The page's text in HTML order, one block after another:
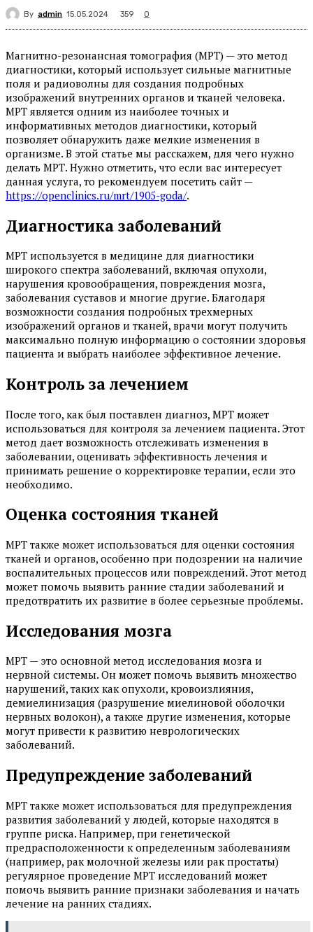
By admin 15.05.2024 359 0
Магнитно-резонансная томография (МРТ) — это метод
диагностики, который использует сильные магнитные
поля и радиоволны для создания подробных
изображений внутренних органов и тканей человека.
МРТ является одним из наиболее точных и
информативных методов диагностики, который
позволяет обнаружить даже мелкие изменения в
организме. В этой статье мы расскажем, для чего нужно
делать МРТ. Нужно отметить, что если вас интересует
данная услуга, то рекомендуем посетить сайт —
https://openclinics.ru/mrt/1905-goda/.
Диагностика заболеваний
МРТ используется в медицине для диагностики
широкого спектра заболеваний, включая опухоли,
нарушения кровообращения, повреждения мозга,
заболевания суставов и многие другие. Благодаря
возможности создания подробных трехмерных
изображений органов и тканей, врачи могут получить
максимально полную информацию о состоянии здоровья
пациента и выбрать наиболее эффективное лечение.
Контроль за лечением
После того, как был поставлен диагноз, МРТ может
использоваться для контроля за лечением пациента. Этот
метод дает возможность отслеживать изменения в
заболевании, оценивать эффективность лечения и
принимать решение о корректировке терапии, если это
необходимо.
Оценка состояния тканей
МРТ также может использоваться для оценки состояния
тканей и органов, особенно при подозрении на наличие
воспалительных процессов или повреждений. Этот метод
может помочь выявить ранние стадии заболеваний и
предотвратить их развитие в более серьезные проблемы.
Исследования мозга
МРТ — это основной метод исследования мозга и
нервной системы. Он может помочь выявить множество
нарушений, таких как опухоли, кровоизлияния,
демиелинизация (разрушение миелиновой оболочки
нервных волокон), а также другие изменения, которые
могут привести к развитию неврологических
заболеваний.
Предупреждение заболеваний
МРТ также может использоваться для предупреждения
развития заболеваний у людей, которые находятся в
группе риска. Например, при генетической
предрасположенности к определенным заболеваниям
(например, рак молочной железы или рак простаты)
регулярное проведение МРТ исследований может
помочь выявить ранние признаки заболевания и начать
лечение на ранних стадиях.